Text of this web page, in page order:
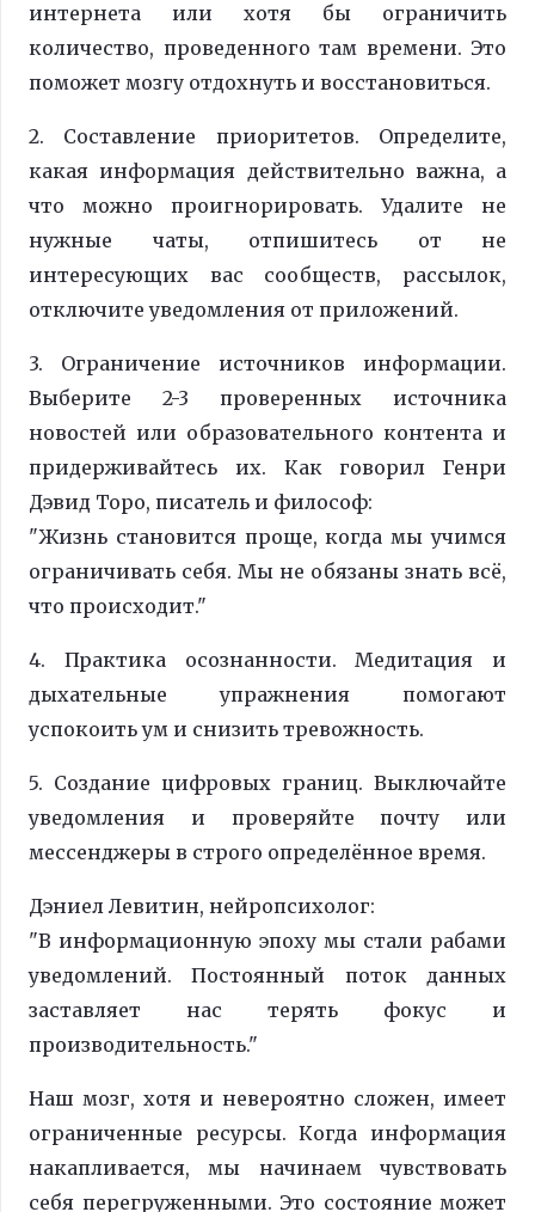
интернета или хотя бы ограничить
количество, проведенного там времени. Это
поможет мозгу отдохнуть и восстановиться.
2. Составление приоритетов. Определите,
какая информация действительно важна, а
что можно проигнорировать. Удалите не
нужные чаты, отпишитесь от не
интересующих вас сообществ, рассылок,
отключите уведомления от приложений.
3. Ограничение источников информации.
Выберите 2-3 проверенных источника
новостей или образовательного контента и
придерживайтесь их. Как говорил Генри
Дэвид Торо, писатель и философ:
"Жизнь становится проще, когда мы учимся
ограничивать себя. Мы не обязаны знать всё,
что происходит."
4. Практика осознанности. Медитация и
дыхательные упражнения помогают
успокоить ум и снизить тревожность.
5. Создание цифровых границ. Выключайте
уведомления и проверяйте почту или
мессенджеры в строго определённое время.
Дэниел Левитин, нейропсихолог:
"В информационную эпоху мы стали рабами
уведомлений. Постоянный поток данных
заставляет нас терять фокус и
производительность."
Наш мозг, хотя и невероятно сложен, имеет
ограниченные ресурсы. Когда информация
накапливается, мы начинаем чувствовать
себя перегруженными. Это состояние может